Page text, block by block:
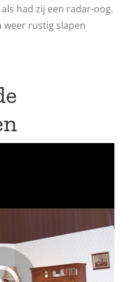
had zij een radar-oog.
weer rustig slapen